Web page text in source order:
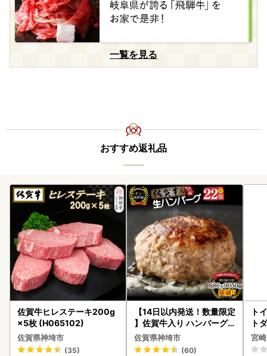
一覧を見る
おすすめ返礼品
佐賀牛ヒレステーキ200g
×5枚 (H065102)
佐賀県神埼市
(35)
【14日以内発送！数量限定
】佐賀牛入り ハンバーグ 2
2個 2.6kg(120g×22個)(H
083106)
佐賀県神埼市
(60)
ト
ト
速
宮